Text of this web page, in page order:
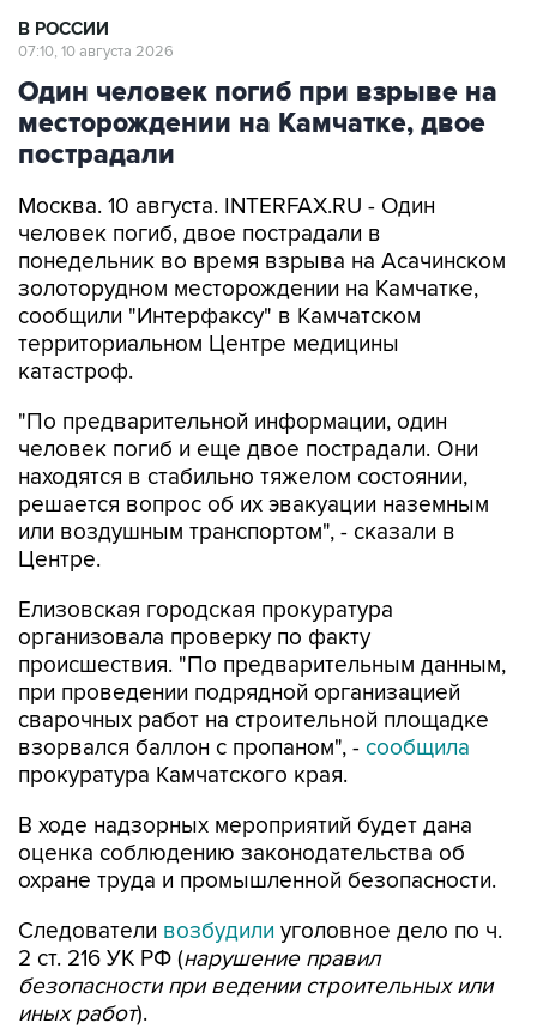
В РОССИИ
07:10, 10 августа 2026
Один человек погиб при взрыве на
месторождении на Камчатке, двое
пострадали
Москва. 10 августа. INTERFAX.RU - Один
человек погиб, двое пострадали в
понедельник во время взрыва на Асачинском
золоторудном месторождении на Камчатке,
сообщили "Интерфаксу" в Камчатском
территориальном Центре медицины
катастроф.
"По предварительной информации, один
человек погиб и еще двое пострадали. Они
находятся в стабильно тяжелом состоянии,
решается вопрос об их эвакуации наземным
или воздушным транспортом", - сказали в
Центре.
Елизовская городская прокуратура
организовала проверку по факту
происшествия. "По предварительным данным,
при проведении подрядной организацией
сварочных работ на строительной площадке
взорвался баллон с пропаном", - сообщила
прокуратура Камчатского края.
В ходе надзорных мероприятий будет дана
оценка соблюдению законодательства об
охране труда и промышленной безопасности.
Следователи возбудили уголовное дело по ч.
2 ст. 216 УК РФ (нарушение правил
безопасности при ведении строительных или
иных работ).